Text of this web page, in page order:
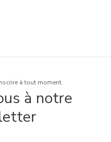
à tout moment.
à notre